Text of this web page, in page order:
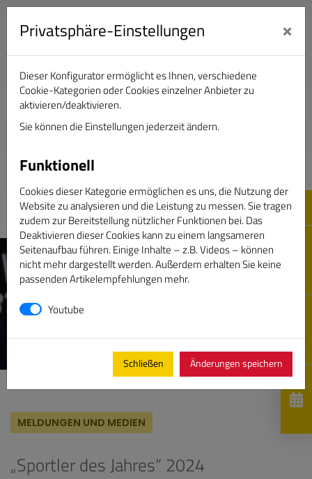
Verband Deutscher Sportjournalisten e.V.
MELDUNGEN UND MEDIEN
„Sportler des Jahres“ 2024
Privatsphäre-Einstellungen ×
Dieser Konfigurator ermöglicht es Ihnen, verschiedene
Cookie-Kategorien oder Cookies einzelner Anbieter zu
aktivieren/deaktivieren.
Sie können die Einstellungen jederzeit ändern.
Funktionell
Cookies dieser Kategorie ermöglichen es uns, die Nutzung der
Website zu analysieren und die Leistung zu messen. Sie tragen
zudem zur Bereitstellung nützlicher Funktionen bei. Das
Deaktivieren dieser Cookies kann zu einem langsameren
Seitenaufbau führen. Einige Inhalte – z.B. Videos – können
nicht mehr dargestellt werden. Außerdem erhalten Sie keine
passenden Artikelempfehlungen mehr.
Youtube
Schließen Änderungen speichern